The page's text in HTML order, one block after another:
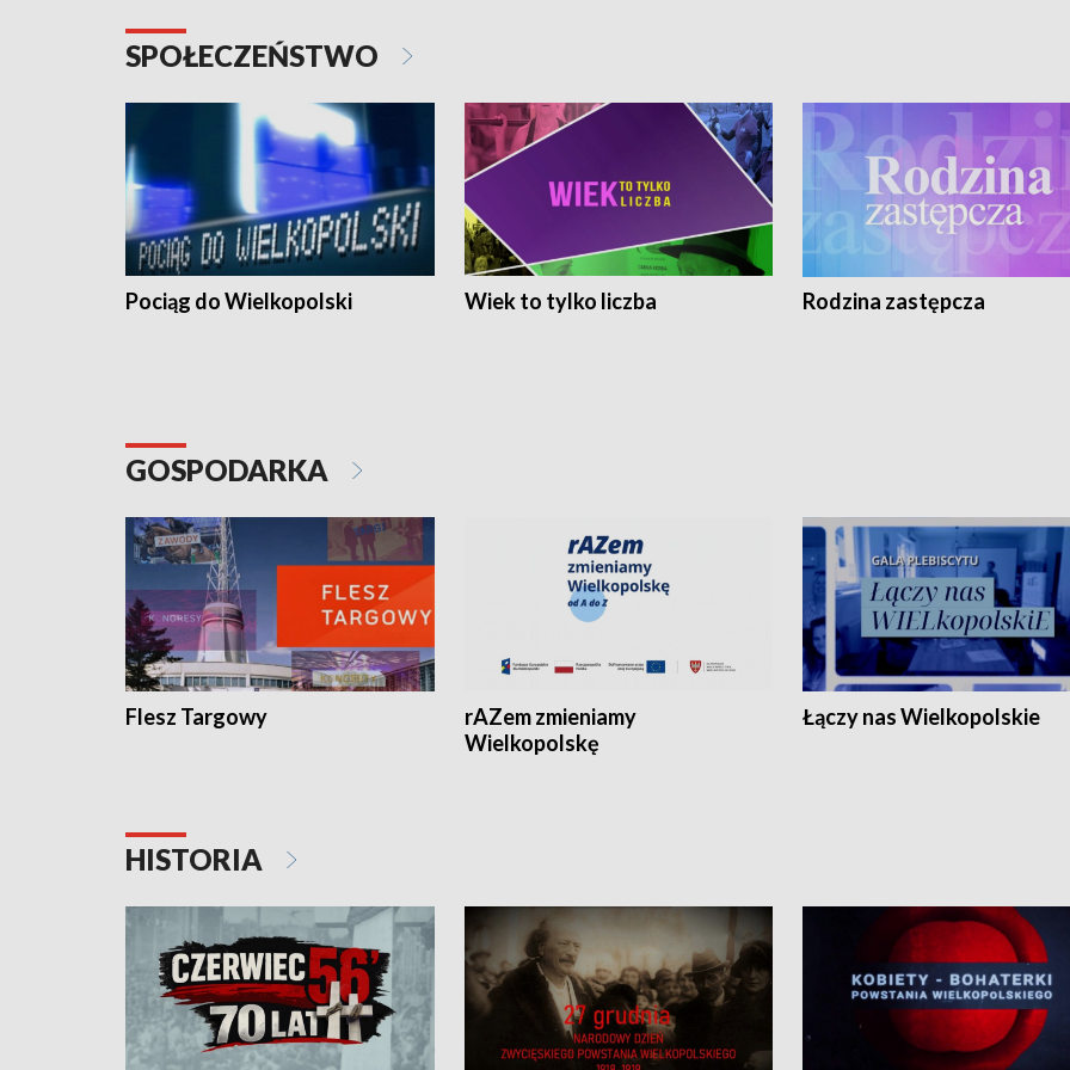
SPOŁECZEŃSTWO
Pociąg do Wielkopolski Wiek to tylko liczba Rodzina zastępcza
GOSPODARKA
Flesz Targowy
rAZem zmieniamy
Wielkopolskę
Łączy nas Wielkopolskie
HISTORIA